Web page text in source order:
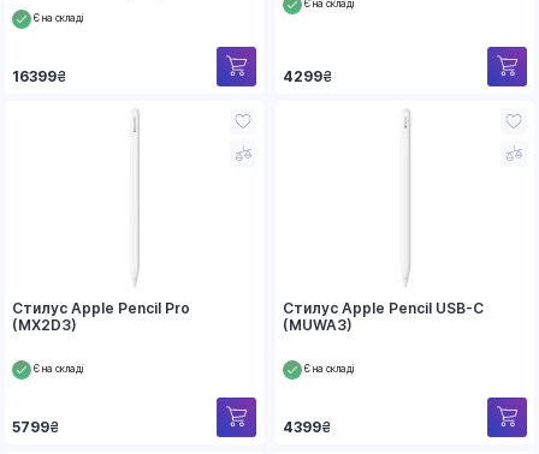
Є на складі
16399₴
Є на складі
4299₴
Стилус Apple Pencil Pro
(MX2D3)
Є на складі
5799₴
Стилус Apple Pencil USB-C
(MUWA3)
Є на складі
4399₴